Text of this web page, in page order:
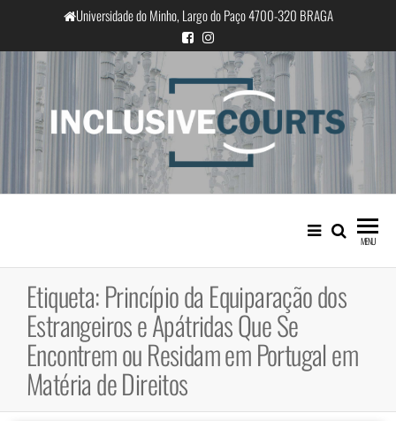
o
conteúdo
Universidade do Minho, Largo do Paço 4700-320 BRAGA
InclusiveCourts
Igualdade e diferença cultural na
prática judicial portuguesa
MENU
Etiqueta:Princípio da Equiparação dos
Estrangeiros e Apátridas Que Se
Encontrem ou Residam em Portugal em
Matéria de Direitos